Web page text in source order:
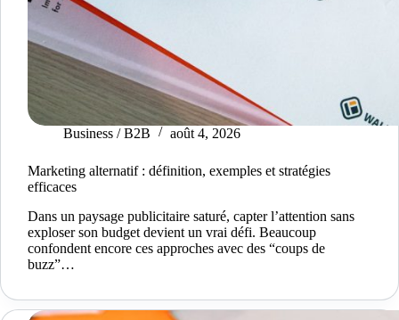
Business / B2B août 4, 2026
Marketing alternatif : définition, exemples et stratégies
efficaces
Dans un paysage publicitaire saturé, capter l’attention sans
exploser son budget devient un vrai défi. Beaucoup
confondent encore ces approches avec des “coups de
buzz”…